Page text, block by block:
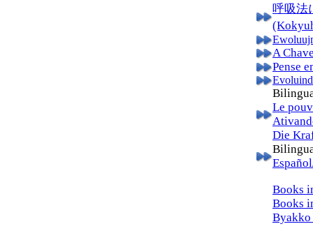
呼吸法
A
Pense
Le
Die
Books
Books
Byakko